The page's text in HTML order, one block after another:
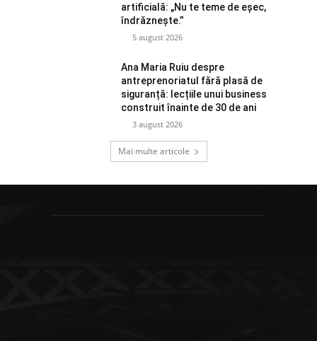
artificială: „Nu te teme de eșec,
îndrăznește.”
5 august 2026
Ana Maria Ruiu despre
antreprenoriatul fără plasă de
siguranță: lecțiile unui business
construit înainte de 30 de ani
3 august 2026
Mai multe articole